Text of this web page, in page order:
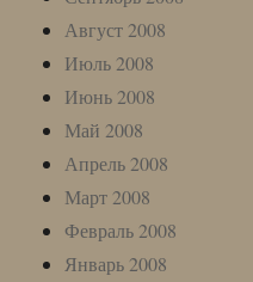
Август 2008
Июль 2008
Июнь 2008
Май 2008
Апрель 2008
Март 2008
Февраль 2008
Январь 2008